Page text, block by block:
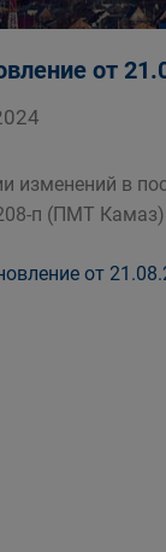
от
изменений в
п (ПМТ Камаз)
от